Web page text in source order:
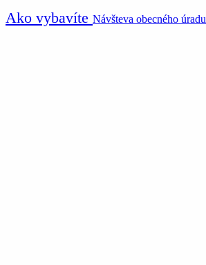
Ako vybavíte Návšteva obecného úradu